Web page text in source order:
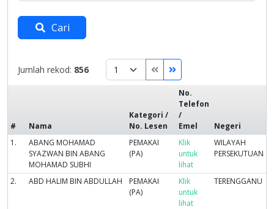
Cari
Jumlah rekod: 856
# Nama
Kategori /
No. Lesen
No.
Telefon
/
Emel
Negeri
1.
ABANG MOHAMAD
SYAZWAN BIN ABANG
MOHAMAD SUBHI
PEMAKAI
(PA)
Klik
untuk
lihat
WILAYAH
PERSEKUTUAN
2. ABD HALIM BIN ABDULLAH
PEMAKAI
(PA)
Klik
untuk
lihat
TERENGGANU